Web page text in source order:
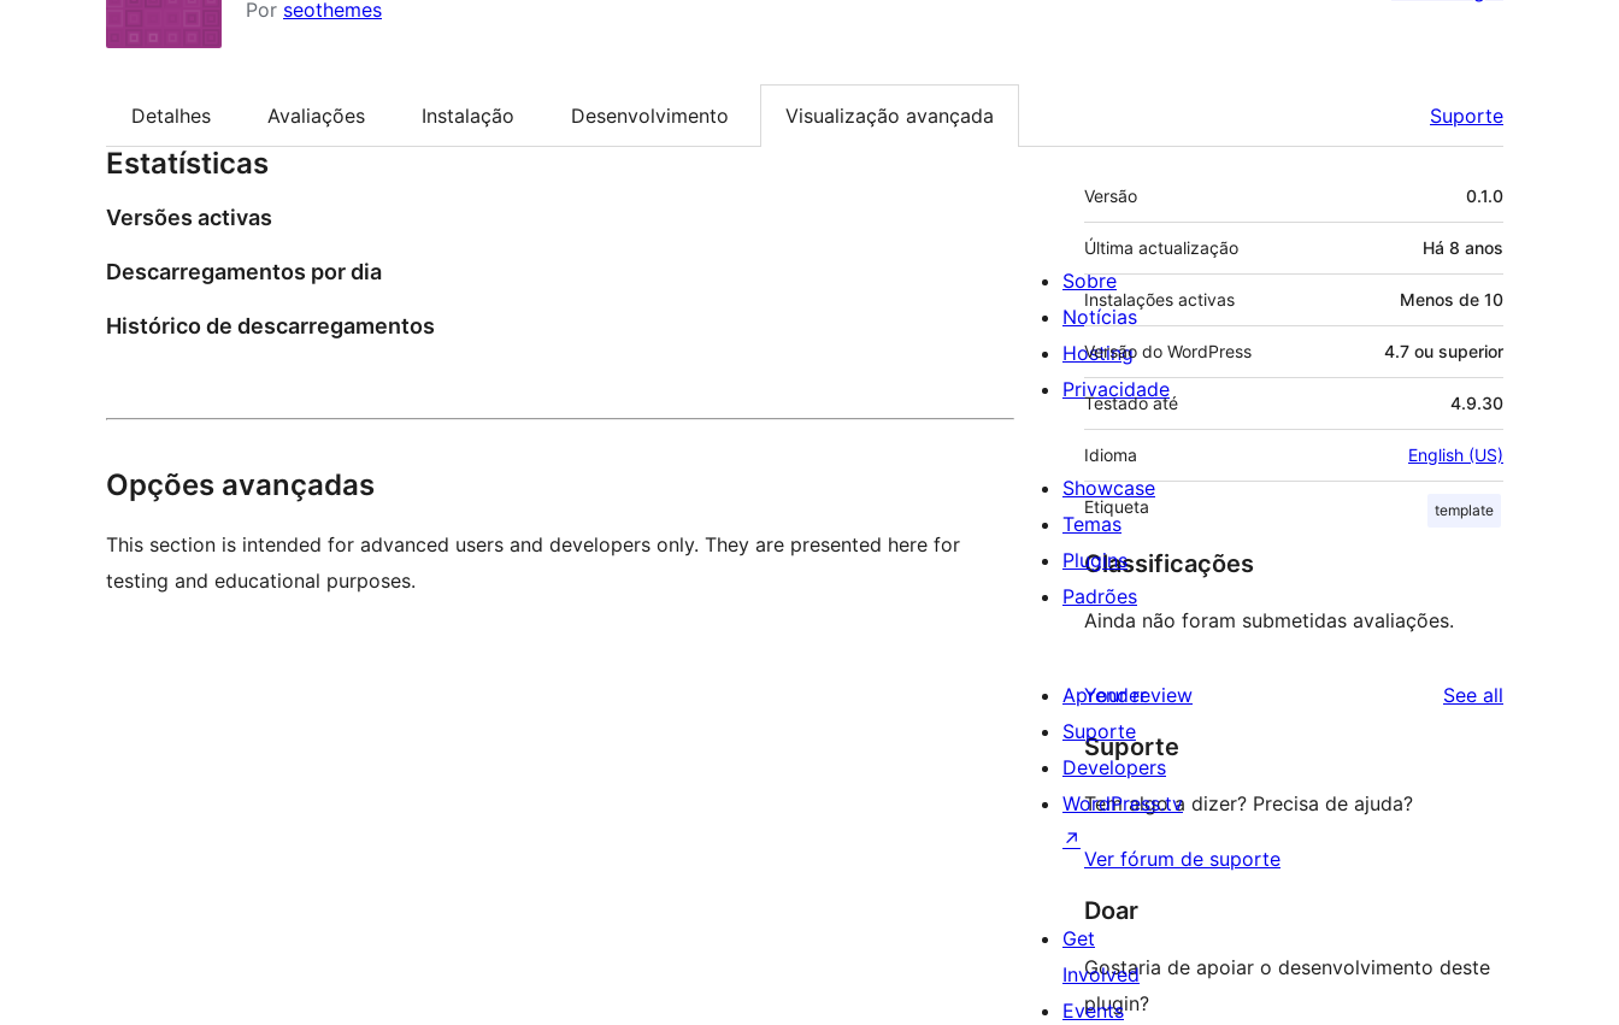
Por seothemes
Detalhes Avaliações Instalação Desenvolvimento Visualização avançada Suporte
Estatísticas
Versões activas
Descarregamentos por dia
Histórico de descarregamentos
Opções avançadas
This section is intended for advanced users and developers only. They are presented here for
testing and educational purposes.
Metadados
Versão 0.1.0
Última actualização Há 8 anos
Instalações activas Menos de 10
Versão do WordPress 4.7 ou superior
Testado até 4.9.30
Idioma English (US)
Etiqueta template
Classificações
Ainda não foram submetidas avaliações.
Your review See all
Suporte
Tem algo a dizer? Precisa de ajuda?
Ver fórum de suporte
Doar
Gostaria de apoiar o desenvolvimento deste
plugin?
Sobre
Notícias
Hosting
Privacidade
Showcase
Temas
Plugins
Padrões
Aprender
Suporte
Developers
WordPress.tv
↗
Get
Involved
Events